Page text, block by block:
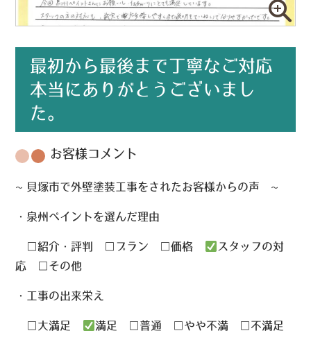
最初から最後まで丁寧なご対応
本当にありがとうございまし
た。
お客様コメント
~ 貝塚市で外壁塗装工事をされたお客様からの声 ~
・泉州ペイントを選んだ理由
□紹介・評判 □プラン □価格
スタッフの対
応 □その他
・工事の出来栄え
□大満足 満足 □普通 □やや不満 □不満足